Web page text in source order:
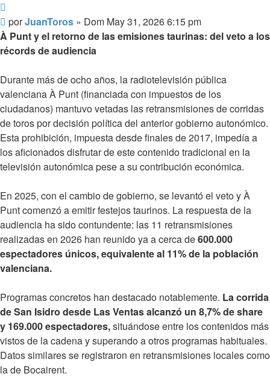
Mensaje
porJuanToros » Dom May 31, 2026 6:15 pm
À Punt y el retorno de las emisiones taurinas: del veto a los
récords de audiencia
Durante más de ocho años, la radiotelevisión pública
valenciana À Punt (financiada con impuestos de los
ciudadanos) mantuvo vetadas las retransmisiones de corridas
de toros por decisión política del anterior gobierno autonómico.
Esta prohibición, impuesta desde finales de 2017, impedía a
los aficionados disfrutar de este contenido tradicional en la
televisión autonómica pese a su contribución económica.
En 2025, con el cambio de gobierno, se levantó el veto y À
Punt comenzó a emitir festejos taurinos. La respuesta de la
audiencia ha sido contundente: las 11 retransmisiones
realizadas en 2026 han reunido ya a cerca de600.000
espectadores únicos, equivalente al 11% de la población
valenciana.
Programas concretos han destacado notablemente. La corrida
de San Isidro desde Las Ventas alcanzó un 8,7% de share
y 169.000 espectadores,situándose entre los contenidos más
vistos de la cadena y superando a otros programas habituales.
Datos similares se registraron en retransmisiones locales como
la de Bocairent.